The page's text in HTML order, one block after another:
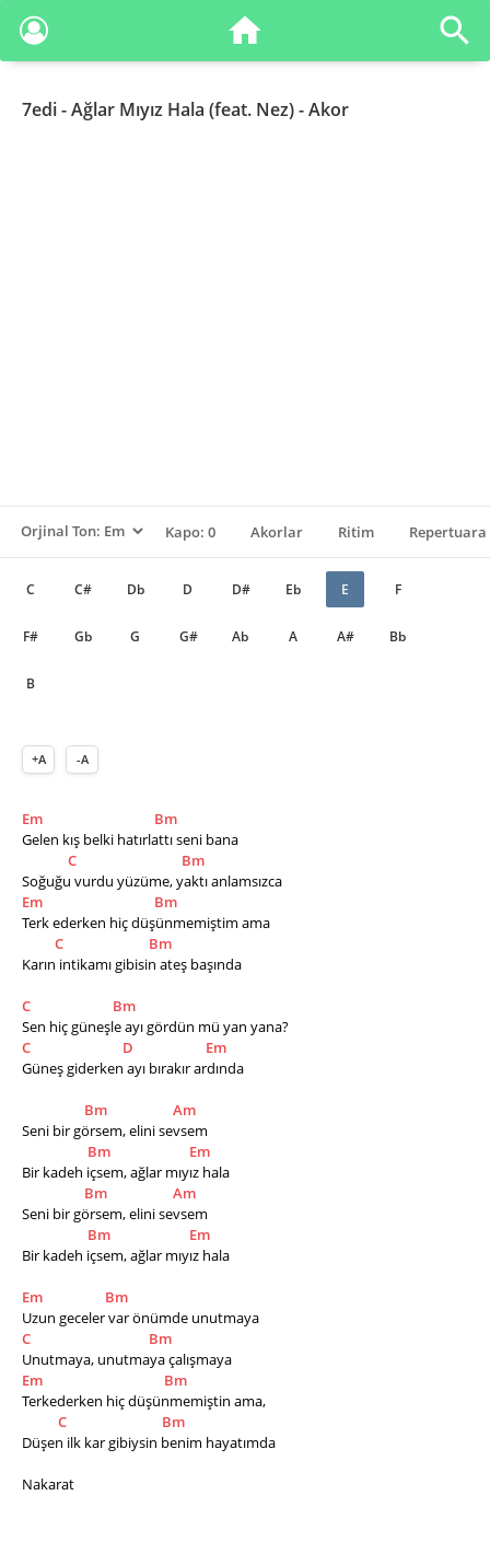
7edi- Ağlar Mıyız Hala (feat. Nez) - Akor
Kapo: 0 Akorlar Ritim Repertuara
C C# Db D D# Eb E F
F# Gb G G# Ab A A# Bb
B
+A -A
Em
Bm
Gelen kış belki hatırlattı seni bana
C
Bm
Soğuğu vurdu yüzüme, yaktı anlamsızca
Em
Bm
Terk ederken hiç düşünmemiştim ama
C
Bm
Karın intikamı gibisin ateş başında
C
Bm
Sen hiç güneşle ayı gördün mü yan yana?
C
D
Em
Güneş giderken ayı bırakır ardında
Bm
Am
Seni bir görsem, elini sevsem
Bm
Em
Bir kadeh içsem, ağlar mıyız hala
Bm
Am
Seni bir görsem, elini sevsem
Bm
Em
​Bir kadeh içsem, ağlar mıyız hala
Em
Bm
Uzun geceler var önümde unutmaya
C
Bm
Unutmaya, unutmaya çalışmaya
Em
Bm
Terkederken hiç düşünmemiştin ama,
C
Bm
Düşen ilk kar gibiysin benim hayatımda
Nakarat